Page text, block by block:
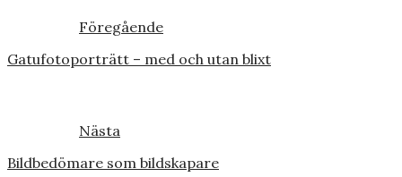
Föregående
Gatufotoporträtt – med och utan blixt
Nästa
Bildbedömare som bildskapare